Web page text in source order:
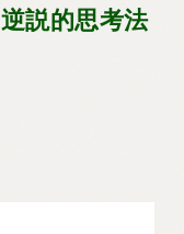
説的思考法